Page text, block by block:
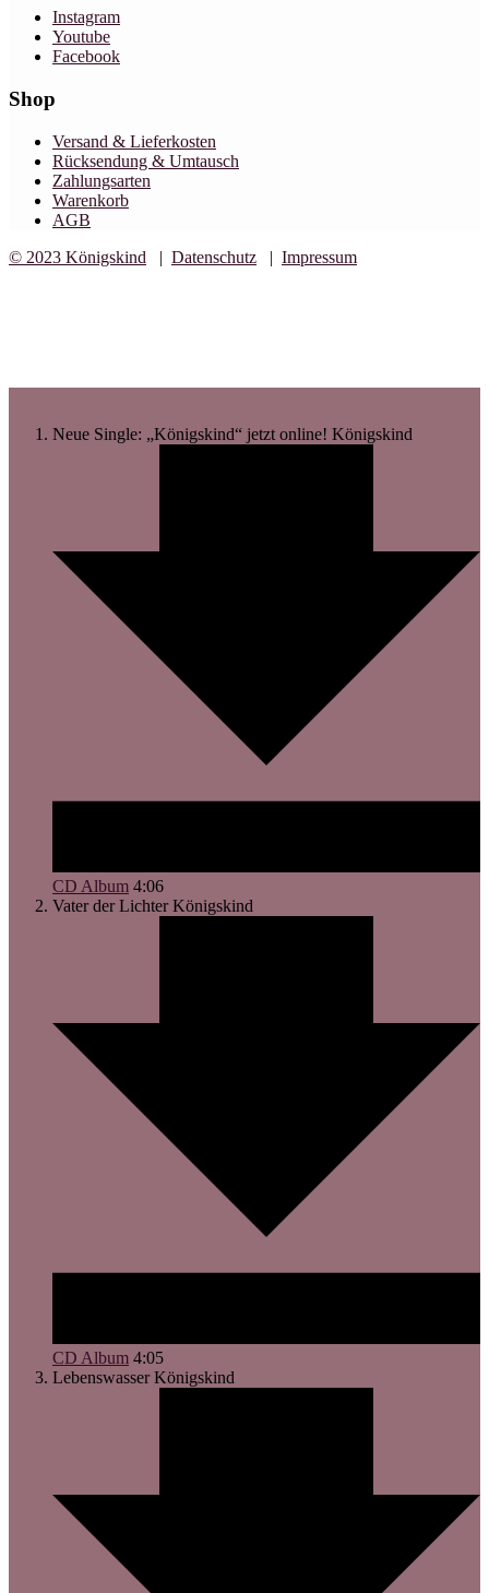
Instagram
Youtube
Facebook
Shop
Versand & Lieferkosten
Rücksendung & Umtausch
Zahlungsarten
Warenkorb
AGB
© 2023 Königskind | Datenschutz | Impressum
Neue Single: „Königskind“ jetzt online! Königskind
CD Album 4:06
Vater der Lichter Königskind
CD Album 4:05
Lebenswasser Königskind